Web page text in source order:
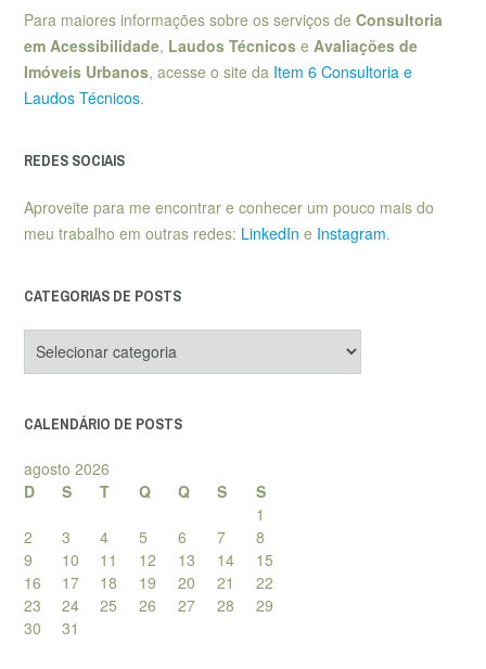
Para maiores informações sobre os serviços de Consultoria
em Acessibilidade, Laudos Técnicos e Avaliações de
Imóveis Urbanos, acesse o site da Item 6 Consultoria e
Laudos Técnicos.
REDES SOCIAIS
Aproveite para me encontrar e conhecer um pouco mais do
meu trabalho em outras redes: LinkedIn e Instagram.
CATEGORIAS DE POSTS
de
CALENDÁRIO DE POSTS
agosto 2026
D
S T Q Q S
S
1
2
3 4 5 6 7
8
9
10 11 12 13 14
15
16
17 18 19 20 21
22
23
24 25 26 27 28
29
30
31